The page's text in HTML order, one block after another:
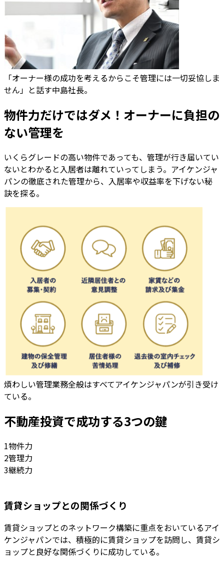
「オーナー様の成功を考えるからこそ管理には一切妥協しま
せん」と話す中島社長。
物件力だけではダメ！オーナーに負担の
ない管理を
いくらグレードの高い物件であっても、管理が行き届いてい
ないとわかると入居者は離れていってしまう。アイケンジャ
パンの徹底された管理から、入居率や収益率を下げない秘
訣を探る。
煩わしい管理業務全般はすべてアイケンジャパンが引き受け
ている。
不動産投資で成功する3つの鍵
1物件力
2管理力
3継続力
賃貸ショップとの関係づくり
賃貸ショップとのネットワーク構築に重点をおいているアイ
ケンジャパンでは、積極的に賃貸ショップを訪問し、賃貸シ
ョップと良好な関係づくりに成功している。